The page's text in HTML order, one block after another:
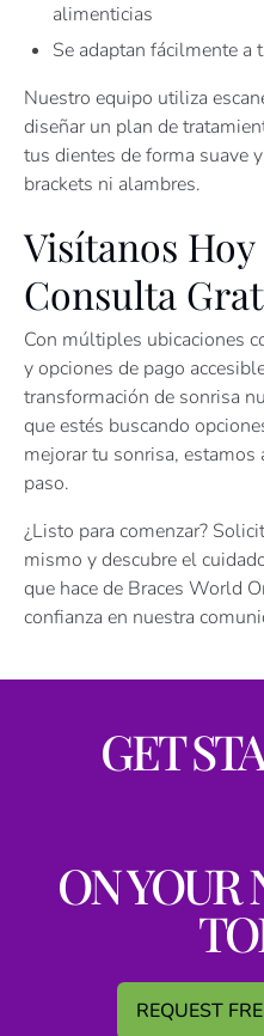
alimenticias
Se adaptan fácilmente a
Nuestro equipo utiliza
diseñar un plan de
tus dientes de forma suave
brackets ni alambres.
Visítanos
Consulta
Con múltiples ubicaciones
y opciones de pago
transformación de sonrisa
que estés buscando
mejorar tu sonrisa, estamos
paso.
¿Listo para comenzar?
mismo y descubre el
que hace de Braces World
confianza en nuestra
GET
ON YOUR
REQUEST